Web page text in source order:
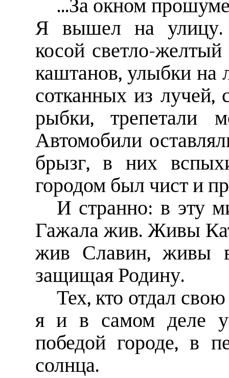
...За окном
Я вышел на улицу.
косой светло-
каштанов, улыбки на
сотканных из лучей,
рыбки, трепетали
Автомобили
брызг, в них
городом был чист и
И странно: в эту
Гажала жив. Живы
жив Славин, живы
защищая Родину.
Тех, кто отдал
я и в самом деле
победой городе, в
солнца.